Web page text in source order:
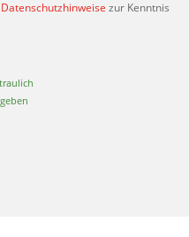
Datenschutzhinweise zur Kenntnis